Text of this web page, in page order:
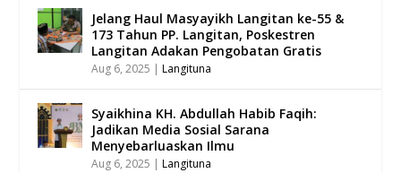
Jelang Haul Masyayikh Langitan ke-55 &
173 Tahun PP. Langitan, Poskestren
Langitan Adakan Pengobatan Gratis
Aug 6, 2025 |Langituna
Syaikhina KH. Abdullah Habib Faqih:
Jadikan Media Sosial Sarana
Menyebarluaskan Ilmu
Aug 6, 2025 |Langituna